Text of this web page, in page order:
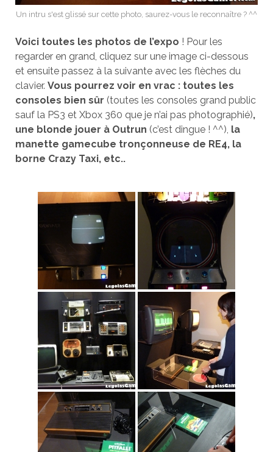
Un intru s'est glissé sur cette photo, saurez-vous le reconnaître ? ^^
Voici toutes les photos de l’expo ! Pour les
regarder en grand, cliquez sur une image ci-dessous
et ensuite passez à la suivante avec les flèches du
clavier. Vous pourrez voir en vrac : toutes les
consoles bien sûr (toutes les consoles grand public
sauf la PS3 et Xbox 360 que je n’ai pas photographié),
une blonde jouer à Outrun (c’est dingue ! ^^), la
manette gamecube tronçonneuse de RE4, la
borne Crazy Taxi, etc..